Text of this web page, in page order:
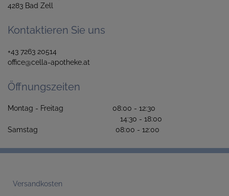
4283 Bad Zell
Kontaktieren Sie uns
+43 7263 20514
office@cella-apotheke.at
Öffnungszeiten
Montag - Freitag 08:00 - 12:30
14:30 - 18:00
Samstag 08:00 - 12:00
Versandkosten